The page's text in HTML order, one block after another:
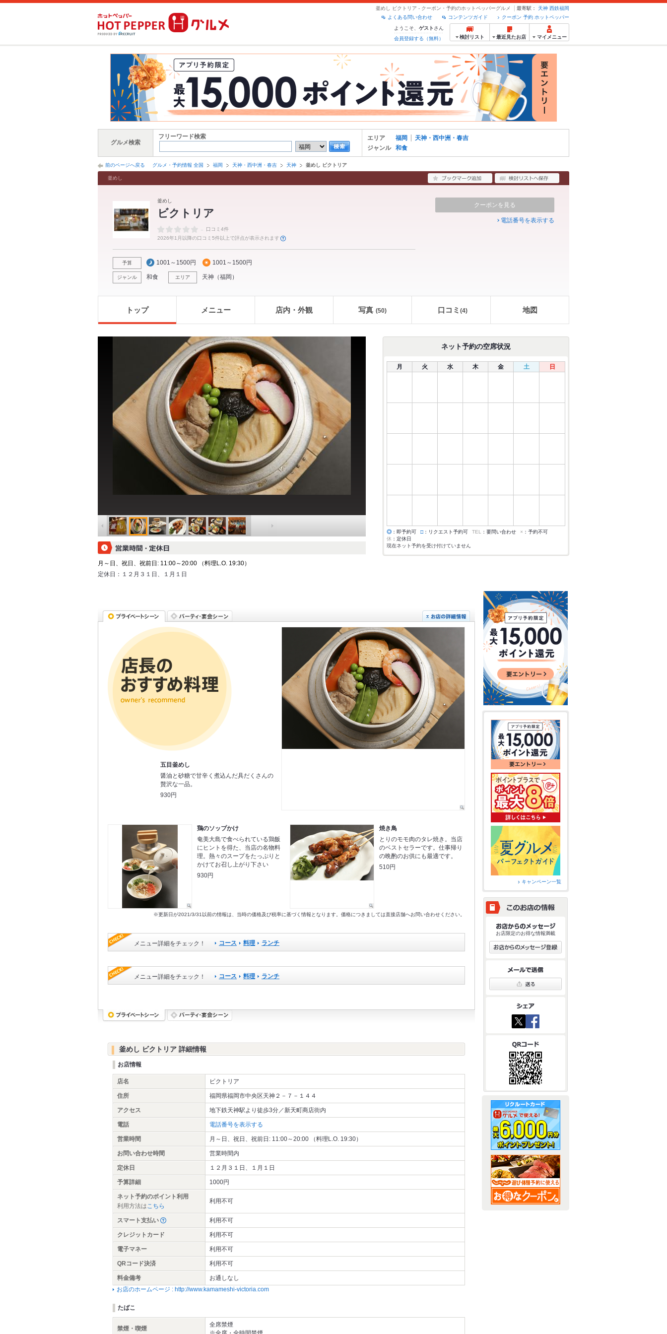
釜めし ビクトリア - クーポン・予約のホットペッパーグルメ 最寄駅： 天神 西鉄福岡
クーポン 予約 ホットペッパー
コンテンツガイド
よくある問い合わせ
ようこそ、 ゲスト さん
会員登録する（無料）
検討リスト 最近見たお店 マイメニュー
グルメ検索
フリーワード検索 エリア 福岡
天神・西中洲・春吉
ジャンル
和食
前のページへ戻る グルメ・予約情報 全国 福岡 天神・西中洲・春吉 天神 釜めし ビクトリア
釜めし
釜めし
ビクトリア
-
口コミ4件
2026年1月以降の口コミ5件以上で評点が表示されます
予算 1001～1500円 1001～1500円
ジャンル 和食 エリア 天神 （福岡 ）
クーポンを見る
電話番号を表示する
トップ メニュー 店内・外観 写真 (50) 口コミ (4) 地図
月～日、祝日、祝前日: 11:00～20:00 （料理L.O. 19:30）
定休日： １２月３１日、１月１日
ネット予約の空席状況
月 火 水 木 金 土 日
◎ ：即予約可 □ ：リクエスト予約可 TEL ：要問い合わせ × ：予約不可
休 ：定休日
現在ネット予約を受け付けていません
五目釜めし
醤油と砂糖で甘辛く煮込んだ具だくさんの
贅沢な一品。
930円
鶏のソップかけ
奄美大島で食べられている鶏飯
にヒントを得た、当店の名物料
理。熱々のスープをたっぷりと
かけてお召し上がり下さい
930円
焼き鳥
とりのモモ肉のタレ焼き。当店
のベストセラーです。仕事帰り
の晩酌のお供にも最適です。
510円
※更新日が2021/3/31以前の情報は、当時の価格及び税率に基づく情報となります。価格につきましては直接店舗へお問い合わせください。
メニュー詳細をチェック！ コース 料理 ランチ
メニュー詳細をチェック！ コース 料理 ランチ
釜めし ビクトリア 詳細情報
お店情報
店名 ビクトリア
住所 福岡県福岡市中央区天神２－７－１４４
アクセス 地下鉄天神駅より徒歩3分／新天町商店街内
電話 電話番号を表示する
営業時間 月～日、祝日、祝前日: 11:00～20:00 （料理L.O. 19:30）
お問い合わせ時間 営業時間内
定休日 １２月３１日、１月１日
予算詳細 1000円
ネット予約のポイント利用
利用方法は こちら
利用不可
スマート支払い 利用不可
クレジットカード 利用不可
電子マネー 利用不可
QRコード決済 利用不可
料金備考
お通しなし
お店のホームページ : http://www.kamameshi-victoria.com
たばこ
禁煙・喫煙
全席禁煙
キャンペーン一覧
お店限定のお得な情報満載